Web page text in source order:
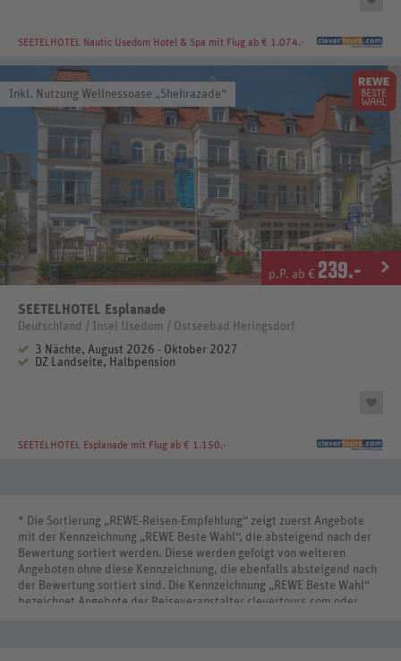
SEETELHOTEL Nautic Usedom Hotel & Spa mit Flug ab € 1.074.-
Inkl. Nutzung Wellnessoase „Shehrazade“
p.P. ab € 239.-
SEETELHOTEL Esplanade
Deutschland / Insel Usedom / Ostseebad Heringsdorf
3 Nächte, August 2026 - Oktober 2027
DZ Landseite, Halbpension
SEETELHOTEL Esplanade mit Flug ab € 1.150.-
* Die Sortierung „REWE-Reisen-Empfehlung“ zeigt zuerst Angebote
mit der Kennzeichnung „REWE Beste Wahl“, die absteigend nach der
Bewertung sortiert werden. Diese werden gefolgt von weiteren
Angeboten ohne diese Kennzeichnung, die ebenfalls absteigend nach
der Bewertung sortiert sind. Die Kennzeichnung „REWE Beste Wahl“
bezeichnet Angebote der Reiseveranstalter clevertours.com oder